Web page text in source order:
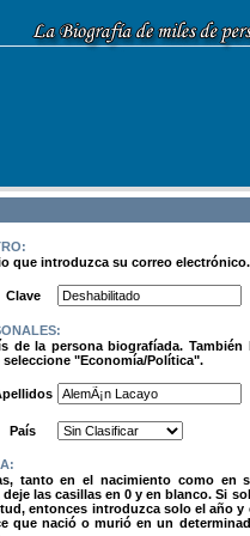
que introduzca su correo electrónico.
Clave
la persona biografíada. También
"Economía/Política".
País
tanto en el nacimiento como en
las casillas en 0 y en blanco. Si
entonces introduzca solo el año y
que nació o murió en un